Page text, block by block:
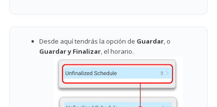
Desde aquí tendrás la opción de Guardar, o
Guardar y Finalizar, el horario.